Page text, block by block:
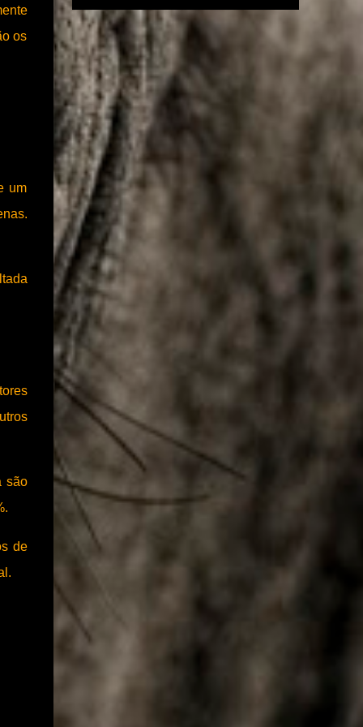
os
um
são
de
(geralmente via Pix) é feito, a página
desaparece ou trava em uma tela de
"pendênci...
compromisso para a implantação de novos
sistemas de dessalinização nos estados de
Alagoas, Bahia, Ceará, Minas Gerais,
Paraíba, Piauí e Sergipe. Um investimento de
R$ 75,6 milhões, com recursos do Novo
Programa de Aceleração de Crescimento,
Novo PAC. A iniciativa faz parte do
Programa Água Doce, do Governo Federal,
que tem como objetivo instalar sistemas de
dessalinização em regiões com escassez
hídrica. Até o momento, o programa já
beneficiou mais de 262 mil pessoas em todo
o semiárido, com a implantação de 1.053
sistemas. “Hoje programa completou 20
anos, começou no governo do presidente
Lula em 2024, e sobre a orientação dele e do
ministro Waldez Góes, do Ministério da
ele foi reincluído no novo PAC que...